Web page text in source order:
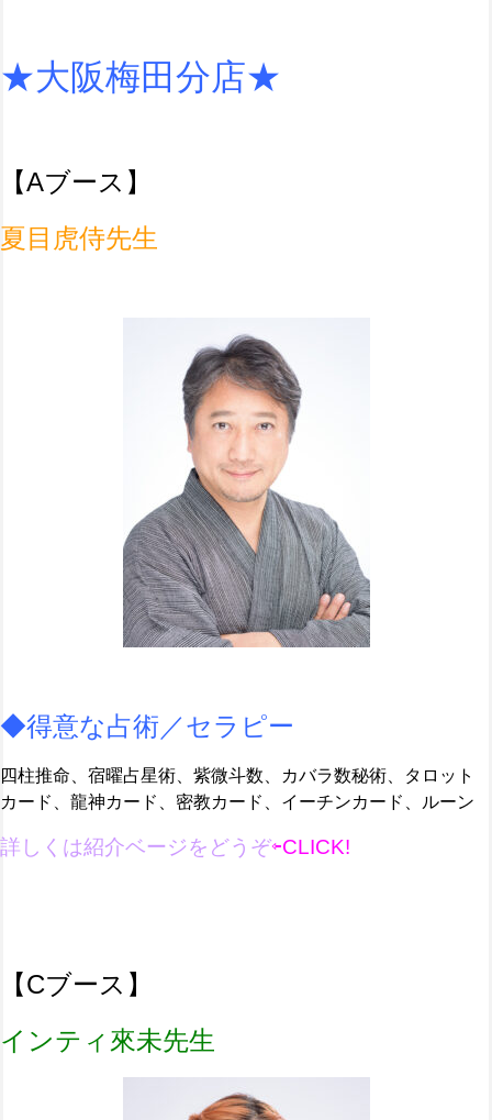
★大阪梅田分店★
【Aブース】
夏目虎侍先生
◆得意な占術／セラピー
四柱推命、宿曜占星術、紫微斗数、カバラ数秘術、タロット
カード、龍神カード、密教カード、イーチンカード、ルーン
詳しくは紹介ベージを どうぞ⇦CLICK!
【Cブース】
インティ來未先生